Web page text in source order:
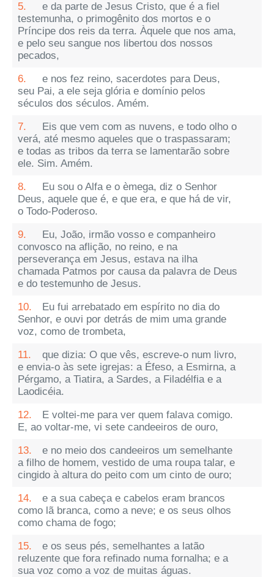
5.
e da parte de Jesus Cristo, que é a fiel
testemunha, o primogênito dos mortos e o
Príncipe dos reis da terra. Àquele que nos ama,
e pelo seu sangue nos libertou dos nossos
pecados,
6.
e nos fez reino, sacerdotes para Deus,
seu Pai, a ele seja glória e domínio pelos
séculos dos séculos. Amém.
7.
Eis que vem com as nuvens, e todo olho o
verá, até mesmo aqueles que o traspassaram;
e todas as tribos da terra se lamentarão sobre
ele. Sim. Amém.
8.
Eu sou o Alfa e o èmega, diz o Senhor
Deus, aquele que é, e que era, e que há de vir,
o Todo-Poderoso.
9.
Eu, João, irmão vosso e companheiro
convosco na aflição, no reino, e na
perseverança em Jesus, estava na ilha
chamada Patmos por causa da palavra de Deus
e do testemunho de Jesus.
10.
Eu fui arrebatado em espírito no dia do
Senhor, e ouvi por detrás de mim uma grande
voz, como de trombeta,
11.
que dizia: O que vês, escreve-o num livro,
e envia-o às sete igrejas: a Éfeso, a Esmirna, a
Pérgamo, a Tiatira, a Sardes, a Filadélfia e a
Laodicéia.
12.
E voltei-me para ver quem falava comigo.
E, ao voltar-me, vi sete candeeiros de ouro,
13.
e no meio dos candeeiros um semelhante
a filho de homem, vestido de uma roupa talar, e
cingido à altura do peito com um cinto de ouro;
14.
e a sua cabeça e cabelos eram brancos
como lã branca, como a neve; e os seus olhos
como chama de fogo;
15.
e os seus pés, semelhantes a latão
reluzente que fora refinado numa fornalha; e a
sua voz como a voz de muitas águas.